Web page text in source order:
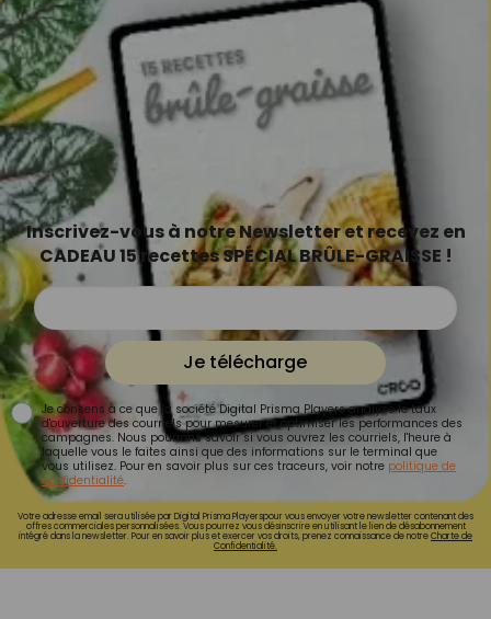
Inscrivez-vous à notre Newsletter et recevez en
CADEAU 15 recettes SPÉCIAL BRÛLE-GRAISSE !
Je télécharge
Je consens à ce que la société Digital Prisma Players analyse le taux
d'ouverture des courriels pour mesurer et optimiser les performances des
campagnes. Nous pourrons savoir si vous ouvrez les courriels, l'heure à
laquelle vous le faites ainsi que des informations sur le terminal que
vous utilisez. Pour en savoir plus sur ces traceurs, voir notre politique de
confidentialité.
Votre adresse email sera utilisée par Digital Prisma Playerspour vous envoyer votre newsletter contenant des
offres commerciales personnalisées. Vous pourrez vous désinscrire en utilisant le lien de désabonnement
intégré dans la newsletter. Pour en savoir plus et exercer vos droits, prenez connaissance de notreCharte de
Confidentialité.